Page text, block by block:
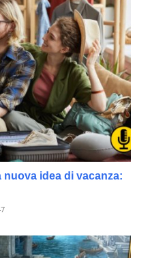
idea di vacanza: